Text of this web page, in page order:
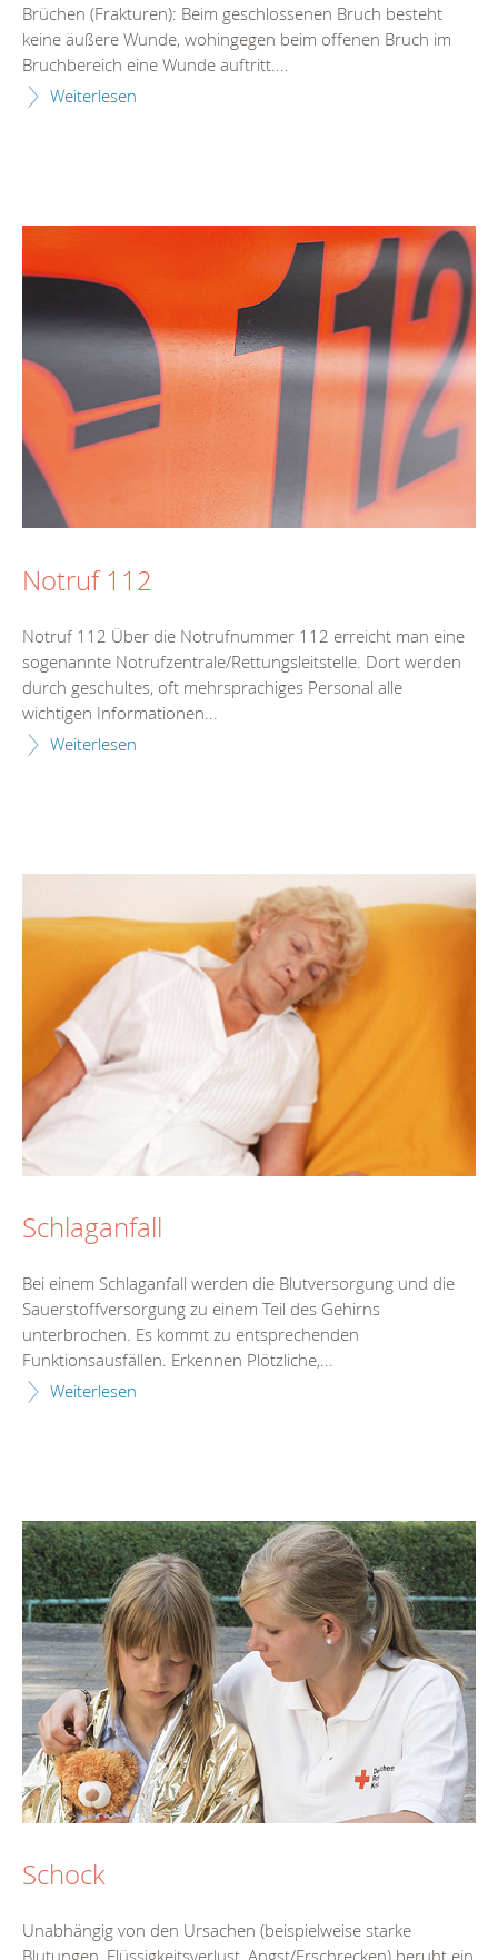
Brüchen (Frakturen): Beim geschlossenen Bruch besteht
keine äußere Wunde, wohingegen beim offenen Bruch im
Bruchbereich eine Wunde auftritt....
Weiterlesen
Notruf 112
Notruf 112 Über die Notrufnummer 112 erreicht man eine
sogenannte Notrufzentrale/Rettungsleitstelle. Dort werden
durch geschultes, oft mehrsprachiges Personal alle
wichtigen Informationen...
Weiterlesen
Schlaganfall
Bei einem Schlaganfall werden die Blutversorgung und die
Sauerstoffversorgung zu einem Teil des Gehirns
unterbrochen. Es kommt zu entsprechenden
Funktionsausfällen. Erkennen Plötzliche,...
Weiterlesen
Schock
Unabhängig von den Ursachen (beispielweise starke